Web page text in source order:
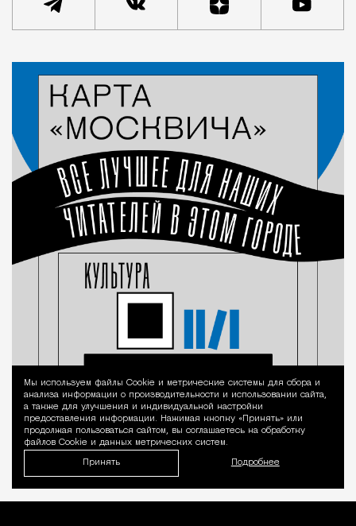
Уведомление
Мы используем файлы Сookie и метрические системы для сбора и
анализа информации о производительности и использовании сайта,
а также для улучшения и индивидуальной настройки
предоставления информации. Нажимая кнопку «Принять» или
продолжая пользоваться сайтом, вы соглашаетесь на обработку
файлов Cookie и данных метрических систем.
Принять Подробнее